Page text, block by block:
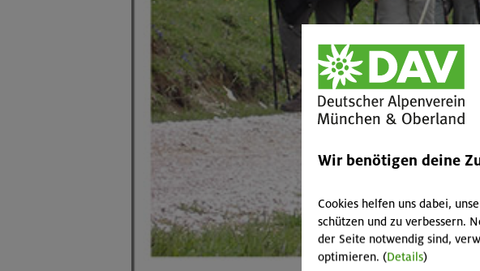
Wir benötigen deine
Cookies helfen uns dabei,
schützen und zu verbessern.
der Seite notwendig sind,
optimieren. (Details)